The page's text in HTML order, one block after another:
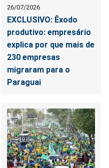
26/07/2026
EXCLUSIVO: Êxodo
produtivo: empresário
explica por que mais de
230 empresas
migraram para o
Paraguai